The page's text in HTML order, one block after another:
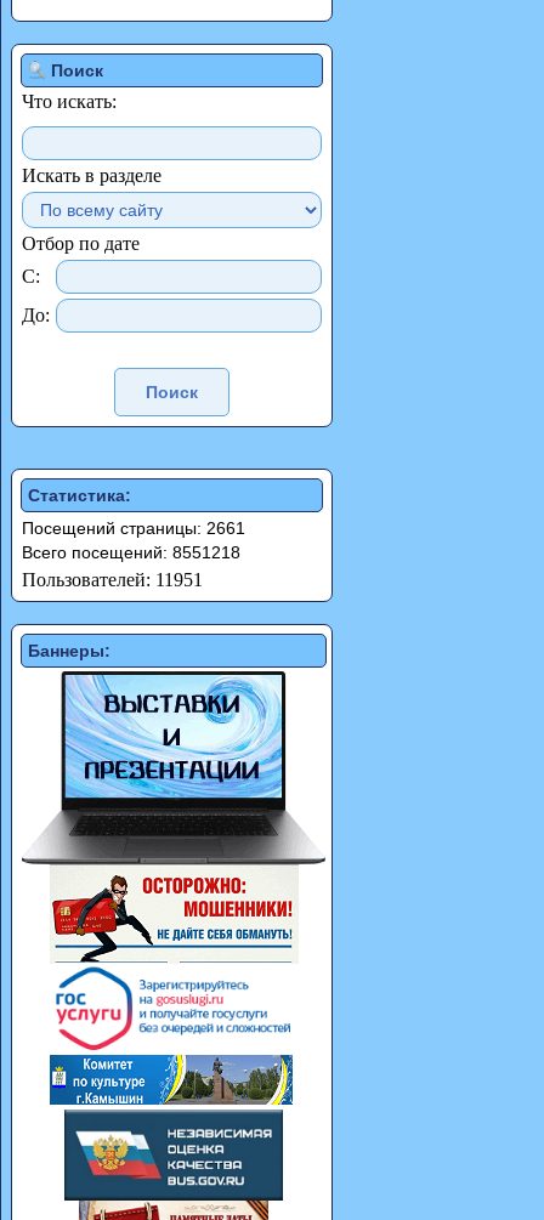
Поиск
Что искать:
Искать в разделе
Отбор по дате
С:
До:
Статистика:
Посещений страницы: 2661
Всего посещений: 8551218
Пользователей: 11951
Баннеры: